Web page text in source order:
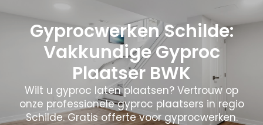
Gyprocwerken Schilde:
Vakkundige Gyproc
Plaatser BWK
Wilt u gyproc laten plaatsen? Vertrouw op
onze professionele gyproc plaatsers in regio
Schilde. Gratis offerte voor gyprocwerken.